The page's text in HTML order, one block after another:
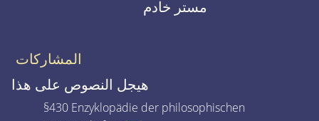
مستر خادم
المشاركات
هيجل النصوص على هذا
§430 Enzyklopädie der philosophischen